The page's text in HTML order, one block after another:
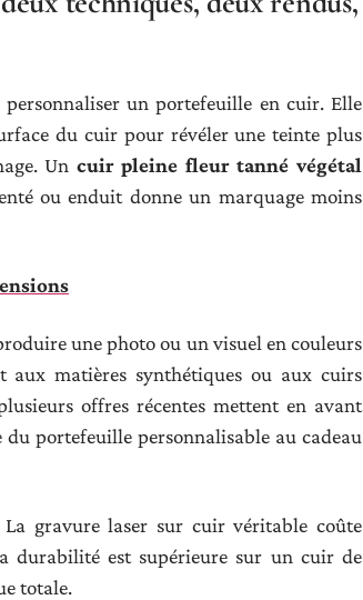
un portefeuille en cuir. Elle
du cuir pour révéler une teinte plus
Un cuir pleine fleur tanné végétal
ou enduit donne un marquage moins
une photo ou un visuel en couleurs
aux matières synthétiques ou aux cuirs
offres récentes mettent en avant
portefeuille personnalisable au cadeau
gravure laser sur cuir véritable coûte
durabilité est supérieure sur un cuir de
totale.